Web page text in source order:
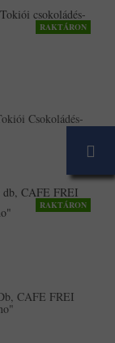
RAKTÁRON
Csokoládés-
RAKTÁRON
CAFE FREI